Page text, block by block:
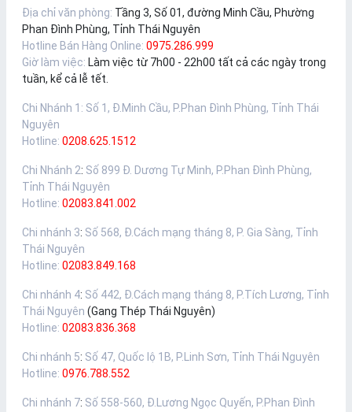
Địa chỉ văn phòng: Tầng 3, Số 01, đường Minh Cầu, Phường
Phan Đình Phùng, Tỉnh Thái Nguyên
Hotline Bán Hàng Online: 0975.286.999
Giờ làm việc: Làm việc từ 7h00 - 22h00 tất cả các ngày trong
tuần, kể cả lễ tết.
Chi Nhánh 1 : Số 1, Đ.Minh Cầu, P.Phan Đình Phùng, Tỉnh Thái
Nguyên
Hotline: 0208.625.1512
Chi Nhánh 2: Số 899 Đ. Dương Tự Minh, P.Phan Đình Phùng,
Tỉnh Thái Nguyên
Hotline: 02083.841.002
Chi nhánh 3: Số 568, Đ.Cách mạng tháng 8, P. Gia Sàng, Tỉnh
Thái Nguyên
Hotline: 02083.849.168
Chi nhánh 4: Số 442, Đ.Cách mạng tháng 8, P.Tích Lương, Tỉnh
Thái Nguyên (Gang Thép Thái Nguyên)
Hotline: 02083.836.368
Chi nhánh 5: Số 47, Quốc lộ 1B, P.Linh Sơn, Tỉnh Thái Nguyên
Hotline: 0976.788.552
Chi nhánh 7: Số 558-560, Đ.Lương Ngọc Quyến, P.Phan Đình